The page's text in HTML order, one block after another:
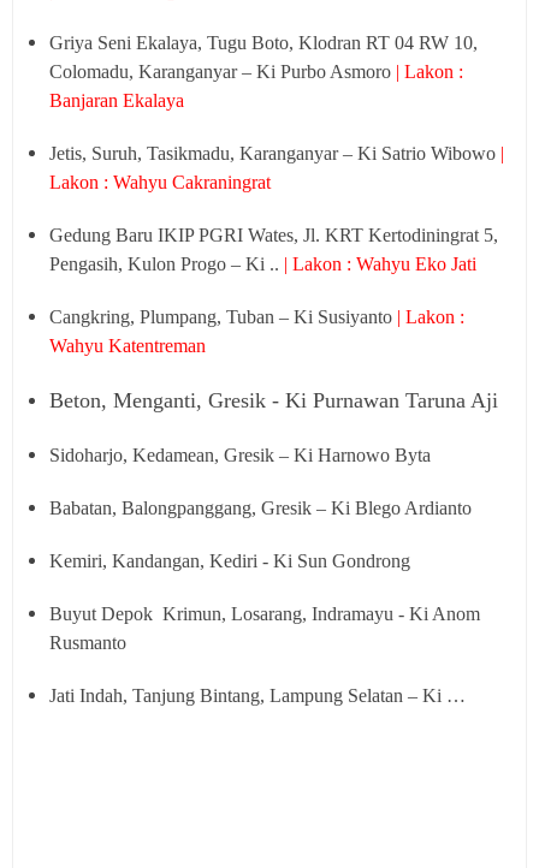
Griya Seni Ekalaya, Tugu Boto, Klodran RT 04 RW 10,
Colomadu, Karanganyar – Ki Purbo Asmoro | Lakon :
Banjaran Ekalaya
Jetis, Suruh, Tasikmadu, Karanganyar – Ki Satrio Wibowo |
Lakon : Wahyu Cakraningrat
Gedung Baru IKIP PGRI Wates, Jl. KRT Kertodiningrat 5,
Pengasih, Kulon Progo – Ki .. | Lakon : Wahyu Eko Jati
Cangkring, Plumpang, Tuban – Ki Susiyanto | Lakon :
Wahyu Katentreman
Beton, Menganti, Gresik - Ki Purnawan Taruna Aji
Sidoharjo, Kedamean, Gresik – Ki Harnowo Byta
Babatan, Balongpanggang, Gresik – Ki Blego Ardianto
Kemiri, Kandangan, Kediri - Ki Sun Gondrong
Buyut Depok Krimun, Losarang, Indramayu - Ki Anom
Rusmanto
Jati Indah, Tanjung Bintang, Lampung Selatan – Ki …